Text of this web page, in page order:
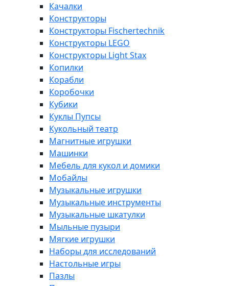
Качалки
Конструкторы
Конструкторы Fisсhertechnik
Конструкторы LEGO
Конструкторы Light Stax
Копилки
Корабли
Коробочки
Кубики
Куклы Пупсы
Кукольный театр
Магнитные игрушки
Машинки
Мебель для кукол и домики
Мобайлы
Музыкальные игрушки
Музыкальные инструменты
Музыкальные шкатулки
Мыльные пузыри
Мягкие игрушки
Наборы для исследований
Настольные игры
Пазлы